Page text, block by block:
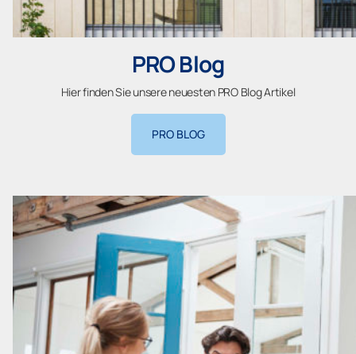
PRO Blog
Hier finden Sie unsere neuesten PRO Blog Artikel
PRO BLOG